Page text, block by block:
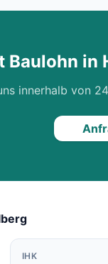
Baulohn in
innerhalb von
IHK